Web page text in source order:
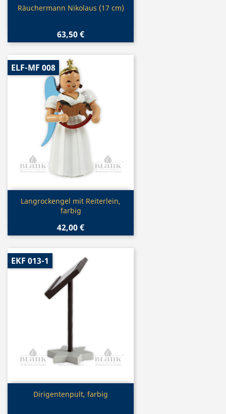
Vorschau
Räuchermann Nikolaus (17 cm)
63,50 €
Vorschau
Langrockengel mit Reiterlein,
farbig
42,00 €
ELF-MF 008
Vorschau
Dirigentenpult, farbig
EKF 013-1